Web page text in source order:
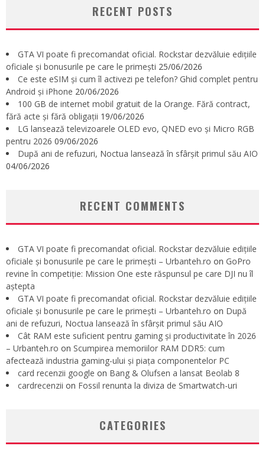
RECENT POSTS
GTA VI poate fi precomandat oficial. Rockstar dezvăluie edițiile
oficiale și bonusurile pe care le primești 25/06/2026
Ce este eSIM și cum îl activezi pe telefon? Ghid complet pentru
Android și iPhone 20/06/2026
100 GB de internet mobil gratuit de la Orange. Fără contract,
fără acte și fără obligații 19/06/2026
LG lansează televizoarele OLED evo, QNED evo și Micro RGB
pentru 2026 09/06/2026
După ani de refuzuri, Noctua lansează în sfârșit primul său AIO
04/06/2026
RECENT COMMENTS
GTA VI poate fi precomandat oficial. Rockstar dezvăluie edițiile
oficiale și bonusurile pe care le primești – Urbanteh.ro on GoPro
revine în competiție: Mission One este răspunsul pe care DJI nu îl
aștepta
GTA VI poate fi precomandat oficial. Rockstar dezvăluie edițiile
oficiale și bonusurile pe care le primești – Urbanteh.ro on După
ani de refuzuri, Noctua lansează în sfârșit primul său AIO
Cât RAM este suficient pentru gaming și productivitate în 2026
– Urbanteh.ro on Scumpirea memoriilor RAM DDR5: cum
afectează industria gaming-ului și piața componentelor PC
card recenzii google on Bang & Olufsen a lansat Beolab 8
cardrecenzii on Fossil renunta la diviza de Smartwatch-uri
CATEGORIES